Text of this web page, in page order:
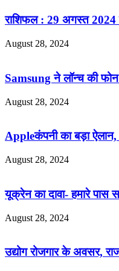
राशिफल : 29 अगस्त 2024
August 28, 2024
Samsung ने लॉन्च की
August 28, 2024
Appleकंपनी का बड़ा
August 28, 2024
यूक्रेन का दावा- हमारे पास
August 28, 2024
उद्योग रोजगार के अवसर,